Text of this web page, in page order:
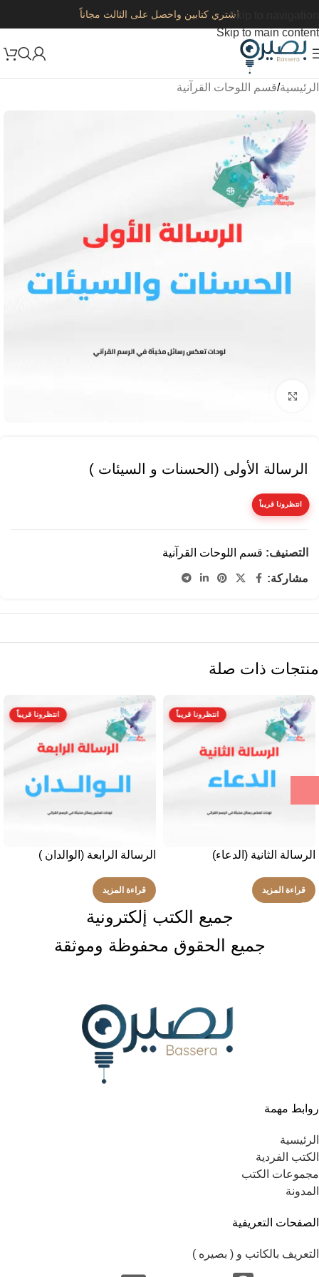
Skip to navigation
Skip to main content
اشتري كتابين واحصل على الثالث مجاناً
الرئيسية/قسم اللوحات القرآنية
الرسالة الأولى (الحسنات و السيئات )
انتظرونا قريباً
التصنيف: قسم اللوحات القرآنية
مشاركة:
منتجات ذات صلة
انتظرونا قريباً
الرسالة الثانية (الدعاء)
قراءة المزيد
انتظرونا قريباً
الرسالة الرابعة (الوالدان )
قراءة المزيد
جميع الكتب إلكترونية
جميع الحقوق محفوظة وموثقة
روابط مهمة
الرئيسية
الكتب الفردية
مجموعات الكتب
المدونة
الصفحات التعريفية
التعريف بالكاتب و ( بصيره )